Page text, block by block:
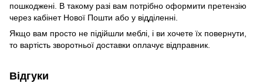
пошкоджені. В такому разі вам потрібно оформити претензію
через кабінет Нової Пошти або у відділенні.
Якщо вам просто не підійшли меблі, і ви хочете їх повернути,
то вартість зворотньої доставки оплачує відправник.
Відгуки